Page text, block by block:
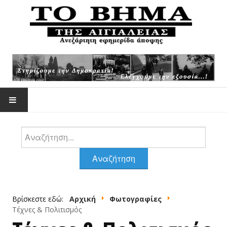
ΕΠΙΚΑΙΡΌΤΗΤΑ
ΆΡΘΡΑ ΖΟΥΡΌΠΟΥΛΟΥ
Αναζήτηση
Αναζήτηση
Βρίσκεστε εδώ: Αρχική
Φωτογραφίες
Τέχνες & Πολιτισμός